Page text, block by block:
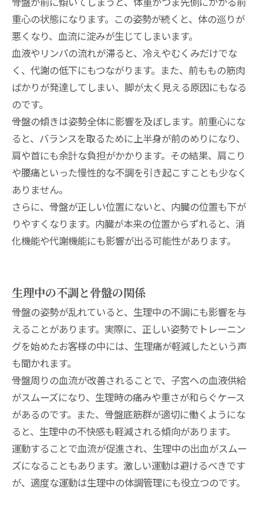
重心の状態になります。この姿勢が続くと、体の巡りが
悪くなり、血流に淀みが生じてしまいます。
血液やリンパの流れが滞ると、冷えやむくみだけでな
く、代謝の低下にもつながります。また、前ももの筋肉
ばかりが発達してしまい、脚が太く見える原因にもなる
のです。
骨盤の傾きは姿勢全体に影響を及ぼします。前重心にな
ると、バランスを取るために上半身が前のめりになり、
肩や首にも余計な負担がかかります。その結果、肩こり
や腰痛といった慢性的な不調を引き起こすことも少なく
ありません。
さらに、骨盤が正しい位置にないと、内臓の位置も下が
りやすくなります。内臓が本来の位置からずれると、消
化機能や代謝機能にも影響が出る可能性があります。
生理中の不調と骨盤の関係
骨盤の姿勢が乱れていると、生理中の不調にも影響を与
えることがあります。実際に、正しい姿勢でトレーニン
グを始めたお客様の中には、生理痛が軽減したという声
も聞かれます。
骨盤周りの血流が改善されることで、子宮への血液供給
がスムーズになり、生理時の痛みや重さが和らぐケース
があるのです。また、骨盤底筋群が適切に働くようにな
ると、生理中の不快感も軽減される傾向があります。
運動することで血流が促進され、生理中の出血がスムー
ズになることもあります。激しい運動は避けるべきです
が、適度な運動は生理中の体調管理にも役立つのです。